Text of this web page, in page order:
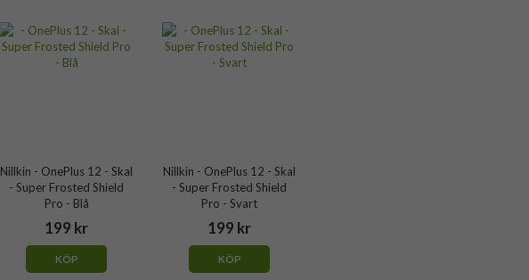
Nillkin - OnePlus 12 - Skal
- Super Frosted Shield
Pro - Blå
199 kr
KÖP
Nillkin - OnePlus 12 - Skal
- Super Frosted Shield
Pro - Svart
199 kr
KÖP